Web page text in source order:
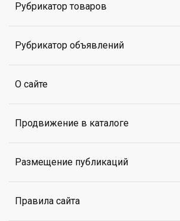
Рубрикатор товаров
Рубрикатор объявлений
О сайте
Продвижение в каталоге
Размещение публикаций
Правила сайта